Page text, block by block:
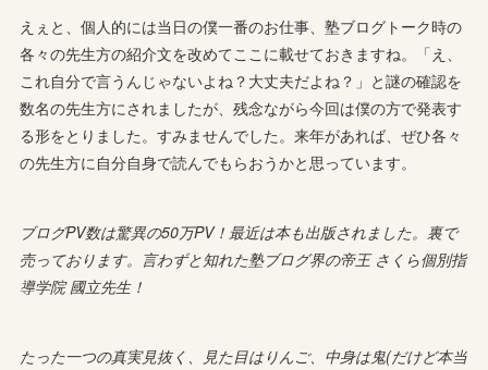
えぇと、個人的には当日の僕一番のお仕事、塾ブログトーク時の
各々の先生方の紹介文を改めてここに載せておきますね。「え、
これ自分で言うんじゃないよね？大丈夫だよね？」と謎の確認を
数名の先生方にされましたが、残念ながら今回は僕の方で発表す
る形をとりました。すみませんでした。来年があれば、ぜひ各々
の先生方に自分自身で読んでもらおうかと思っています。
ブログPV数は驚異の50万PV！最近は本も出版されました。裏で
売っております。言わずと知れた塾ブログ界の帝王 さくら個別指
導学院 國立先生！
たった一つの真実見抜く、見た目はりんご、中身は鬼(だけど本当